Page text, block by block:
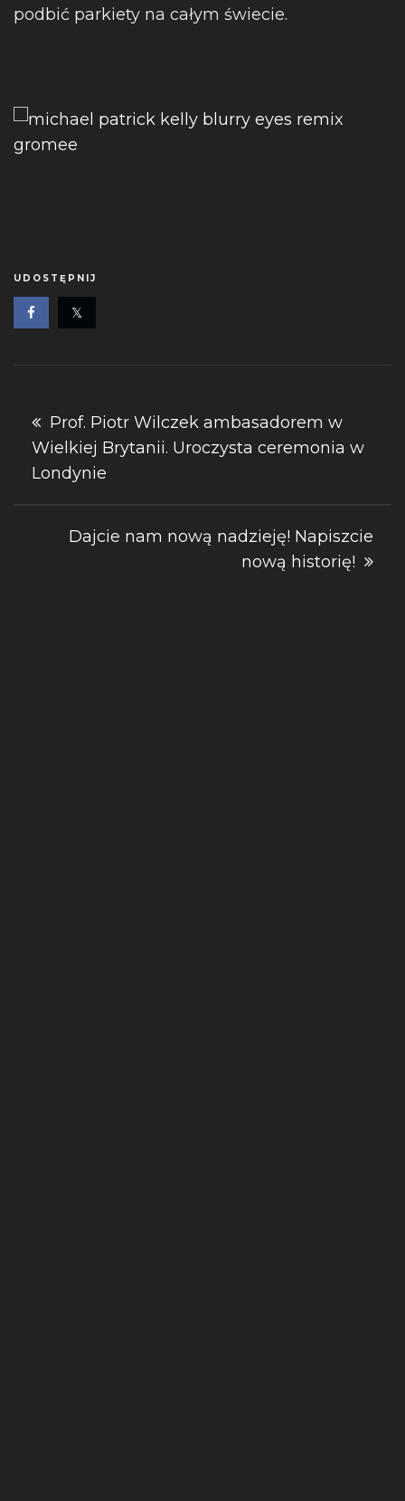
podbić parkiety na całym świecie.
UDOSTĘPNIJ
Nawigacja
wpisu
Prof. Piotr Wilczek ambasadorem w
Wielkiej Brytanii. Uroczysta ceremonia w
Londynie
Dajcie nam nową nadzieję! Napiszcie
nową historię!